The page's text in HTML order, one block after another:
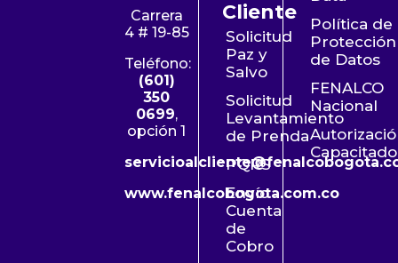
Carrera
4 # 19-85
Teléfono:
(601)
350
0699,
opción 1
www.fenalcobogota.com.co
Cliente
Solicitud
Paz y
Salvo
Solicitud
Levantamiento
de Prenda
PQRS
Envío
Cuenta
de
Cobro
Política de
Protección
de Datos
FENALCO
Nacional